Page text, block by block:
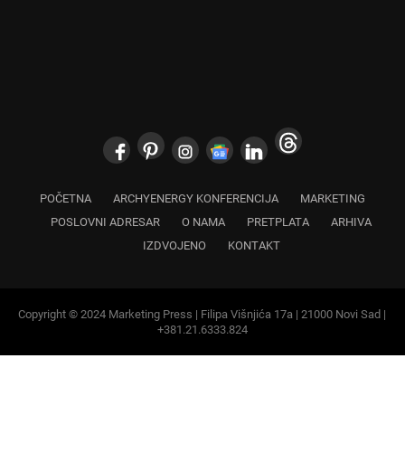
POSLOVNI ADRESAR
O NAMA PRETPLATA
+381.21.6333.824